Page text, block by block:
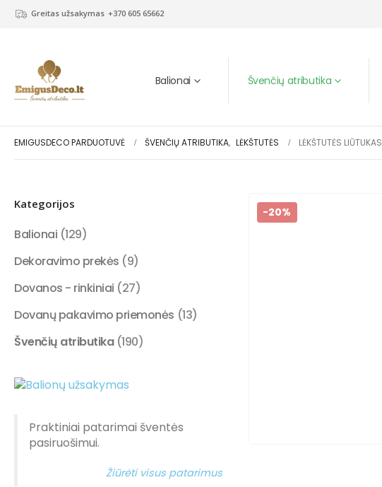
Greitas užsakymas +370 605 65662
Balionai Švenčių atributika
EMIGUSDECO PARDUOTUVĖ ŠVENČIŲ ATRIBUTIKA, LĖKŠTUTĖS LĖKŠTUTĖS LIŪTUKAS
-20%
Kategorijos
Balionai (129)
Dekoravimo prekės (9)
Dovanos - rinkiniai (27)
Dovanų pakavimo priemonės (13)
Švenčių atributika (190)
Praktiniai patarimai šventės
pasiruošimui.
Žiūrėti visus patarimus